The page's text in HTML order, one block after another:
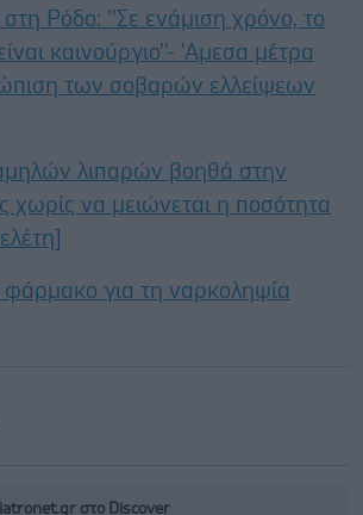
Ρόδο: ''Σε ενάμιση χρόνο, το
καινούργιο''- 'Αμεσα μέτρα
των σοβαρών ελλείψεων
λιπαρών βοηθά στην
χωρίς να μειώνεται η ποσότητα
φάρμακο για τη ναρκοληψία
στο Discover